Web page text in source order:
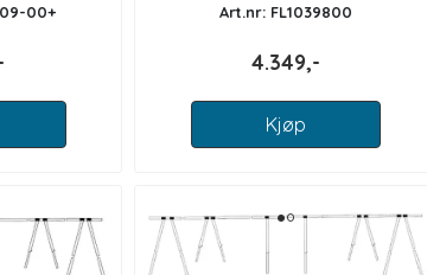
00+ Art.nr: FL1039800
4.349,-
Kjøp